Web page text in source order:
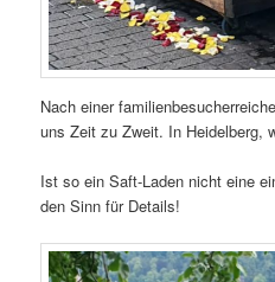
Nach einer
uns Zeit zu Zweit. In Heidelberg,
Ist so ein Saft-Laden nicht eine
den Sinn für Details!